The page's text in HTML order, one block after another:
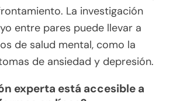
La investigación
entre pares puede llevar a
de salud mental, como la
de ansiedad y depresión.
experta está accesible a